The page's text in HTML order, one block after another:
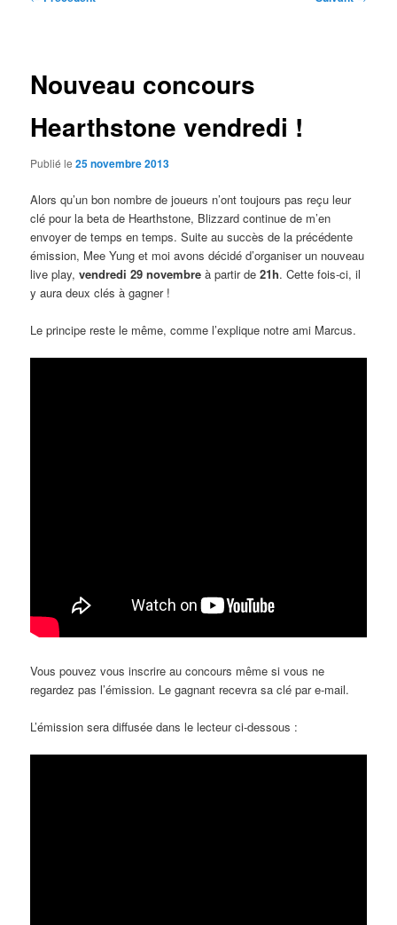
Nouveau concours
Hearthstone vendredi !
Publié le25 novembre 2013
Alors qu’un bon nombre de joueurs n’ont toujours pas reçu leur
clé pour la beta de Hearthstone, Blizzard continue de m’en
envoyer de temps en temps. Suite au succès de la précédente
émission, Mee Yung et moi avons décidé d’organiser un nouveau
live play,vendredi 29 novembre à partir de21h. Cette fois-ci, il
y aura deux clés à gagner !
Le principe reste le même, comme l’explique notre ami Marcus.
Vous pouvez vous inscrire au concours même si vous ne
regardez pas l’émission. Le gagnant recevra sa clé par e-mail.
L’émission sera diffusée dans le lecteur ci-dessous :